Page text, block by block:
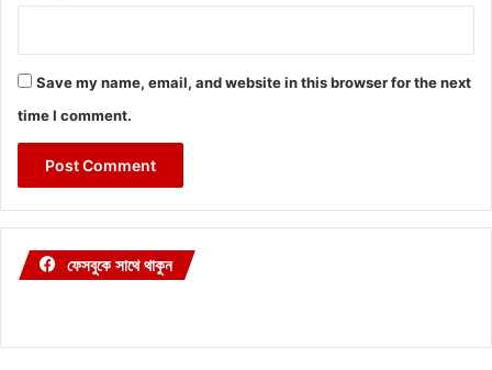
Save my name, email, and website in this browser for the next
time I comment.
ফেসবুকে সাথে থাকুন